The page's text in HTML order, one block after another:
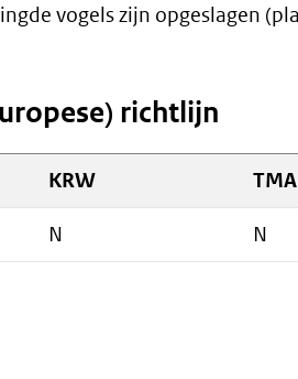
vogels zijn opgeslagen
richtlijn
KRW
N N